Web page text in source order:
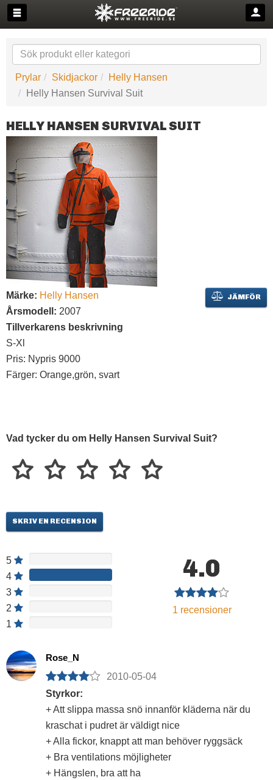
Prylar Skidjackor
Helly Hansen
Helly Hansen Survival Suit
HELLY HANSEN SURVIVAL SUIT
JÄMFÖR
Märke: Helly Hansen
Årsmodell: 2007
Tillverkarens beskrivning
S-Xl
Pris: Nypris 9000
Färger: Orange,grön, svart
Vad tycker du om Helly Hansen Survival Suit?
SKRIV EN RECENSION
5
4
3
2
1
4.0
1 recensioner
Rose_N
2010-05-04
Styrkor:
+ Att slippa massa snö innanför kläderna när du
kraschat i pudret är väldigt nice
+ Alla fickor, knappt att man behöver ryggsäck
+ Bra ventilations möjligheter
+ Hängslen, bra att ha